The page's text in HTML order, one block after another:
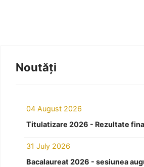
Noutăți
04 August 2026
Titulatizare 2026 - Rezultate
31 July 2026
Bacalaureat 2026 - sesiunea